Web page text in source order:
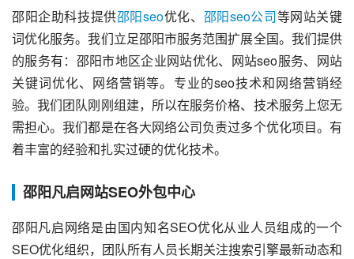
邵阳企助科技提供邵阳seo优化、 邵阳seo公司等网站关键
词优化服务。我们立足邵阳市服务范围扩展全国。我们提供
的服务有：邵阳市地区企业网站优化、网站seo服务、网站
关键词优化、网络营销等。专业的seo技术和网络营销经
验。我们团队刚刚组建，所以在服务价格、技术服务上您无
需担心。我们都是在各大网络公司负责过多个优化项目。有
着丰富的经验和扎实过硬的优化技术。
邵阳凡启网站SEO外包中心
邵阳凡启网络是由国内知名SEO优化从业人员组成的一个
SEO优化组织，团队所有人员长期关注搜索引擎最新动态和